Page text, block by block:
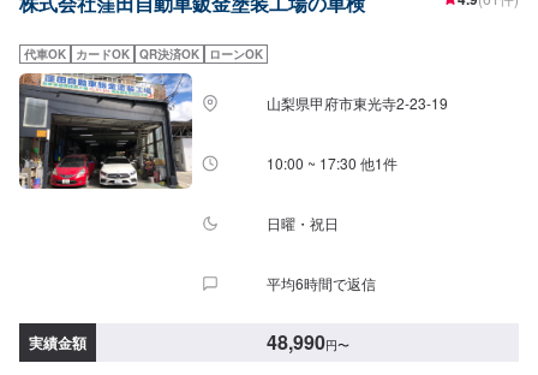
お支払い金額」で比べると、ダントツにおトクです。山梨県内には、一見安
品質で！カーコン車検の整ったシステムと、技術プロ集団が行う車検は山梨
県内のお客様にご満足いただいております。さらなる革新をしていきます。
【注意】別途追加整備の場合は、お見積りの上ご提案いたします。【車検時
にご用意いただくもの】1.上記金額（整備料金は別途）、2.車検証、3.自賠責
保険証、4．自動車納税証明書、5．認印上記車検金額は輸入車・法人車・事
業用車（トラック等）を除きます。4WD・1BOX・RV車・ミニバンの車検の
場合、別途料金を頂く場合があります。同一車種でも重量により重量税の金
はお引き受けできない場合があります。違法改造車の車検はお引き受けでき
代車OK カードOK QR決済OK ローンOK
山梨県甲府市東光寺2-23-19
10:00 ~ 17:30 他1件
日曜・祝日
平均6時間で返信
実績金額 48,990円〜